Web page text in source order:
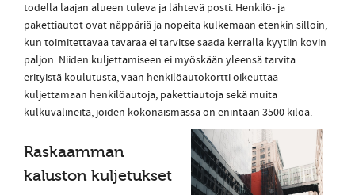
todella laajan alueen tuleva ja lähtevä posti. Henkilö- ja
pakettiautot ovat näppäriä ja nopeita kulkemaan etenkin silloin,
kun toimitettavaa tavaraa ei tarvitse saada kerralla kyytiin kovin
paljon. Niiden kuljettamiseen ei myöskään yleensä tarvita
erityistä koulutusta, vaan henkilöautokortti oikeuttaa
kuljettamaan henkilöautoja, pakettiautoja sekä muita
kulkuvälineitä, joiden kokonaismassa on enintään 3500 kiloa.
Raskaamman
kaluston kuljetukset